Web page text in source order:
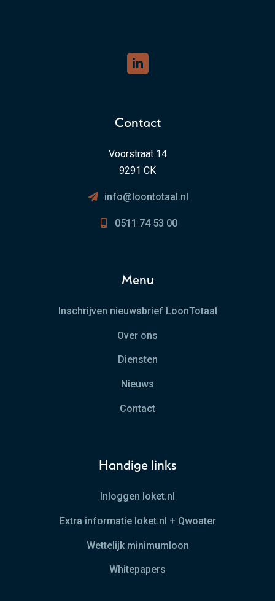
Contact
Voorstraat 14
9291 CK
info@loontotaal.nl
0511 74 53 00
Menu
Inschrijven nieuwsbrief LoonTotaal
Over ons
Diensten
Nieuws
Contact
Handige links
Inloggen loket.nl
Extra informatie loket.nl + Qwoater
Wettelijk minimumloon
Whitepapers